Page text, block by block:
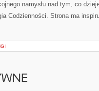
namysłu nad tym, co
Codzienności. Strona ma